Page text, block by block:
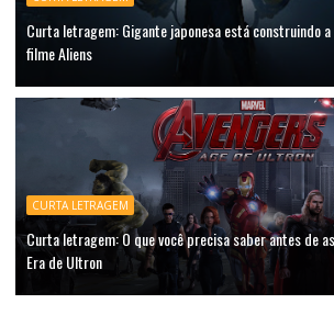
Curta letragem: Gigante japonesa está construindo
filme Aliens
CURTA LETRAGEM
Curta letragem: O que você precisa saber antes de
Era de Ultron